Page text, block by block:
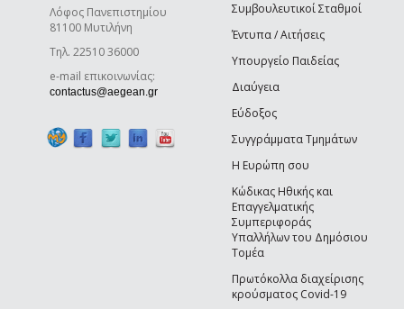
Λόφος Πανεπιστημίου
81100 Μυτιλήνη
Τηλ. 22510 36000
e-mail επικοινωνίας:
contactus@aegean.gr (link sends e-mail)
Συμβουλευτικοί Σταθμοί
Έντυπα / Αιτήσεις
Υπουργείο Παιδείας
Διαύγεια
Εύδοξος
Συγγράμματα Τμημάτων
Η Ευρώπη σου
Κώδικας Ηθικής και
Επαγγελματικής
Συμπεριφοράς
Υπαλλήλων του Δημόσιου
Τομέα
Πρωτόκολλα διαχείρισης
κρούσματος Covid-19